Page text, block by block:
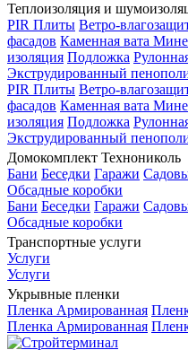
Теплоизоляция и
PIR Плиты Ветро-
фасадов Каменная вата
изоляция Подложка
Экструдированный
PIR Плиты Ветро-
фасадов Каменная вата
изоляция Подложка
Экструдированный
Домокомплект Технониколь
Бани Беседки Гаражи
Обсадные коробки
Бани Беседки Гаражи
Обсадные коробки
Транспортные услуги
Услуги
Услуги
Укрывные пленки
Пленка Армированная
Пленка Армированная